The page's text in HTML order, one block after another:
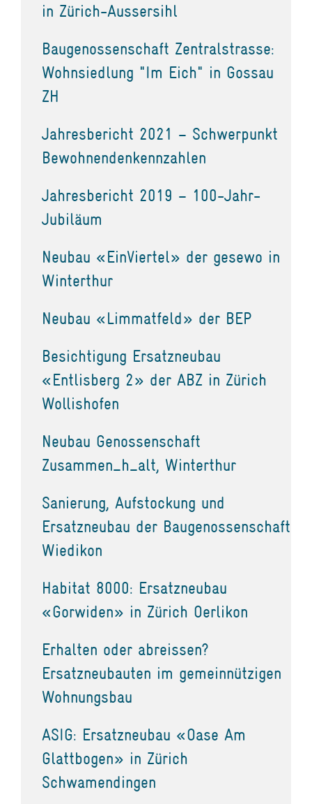
in Zürich-Aussersihl
Baugenossenschaft Zentralstrasse:
Wohnsiedlung "Im Eich" in Gossau
ZH
Jahresbericht 2021 – Schwerpunkt
Bewohnendenkennzahlen
Jahresbericht 2019 – 100-Jahr-
Jubiläum
Neubau «EinViertel» der gesewo in
Winterthur
Neubau «Limmatfeld» der BEP
Besichtigung Ersatzneubau
«Entlisberg 2» der ABZ in Zürich
Wollishofen
Neubau Genossenschaft
Zusammen_h_alt, Winterthur
Sanierung, Aufstockung und
Ersatzneubau der Baugenossenschaft
Wiedikon
Habitat 8000: Ersatzneubau
«Gorwiden» in Zürich Oerlikon
Erhalten oder abreissen?
Ersatzneubauten im gemeinnützigen
Wohnungsbau
ASIG: Ersatzneubau «Oase Am
Glattbogen» in Zürich
Schwamendingen